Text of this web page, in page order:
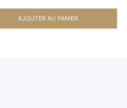
AJOUTER AU PANIER